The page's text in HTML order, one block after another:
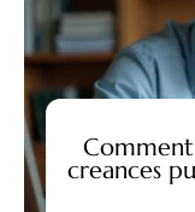
creances